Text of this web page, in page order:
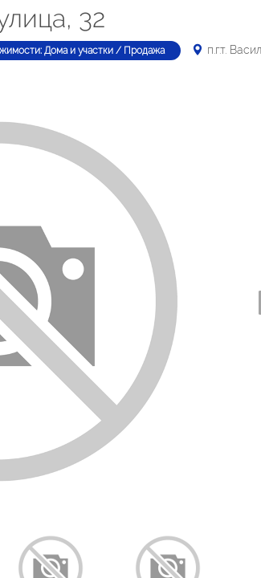
32
Дома и участки / Продажа п.г.т.